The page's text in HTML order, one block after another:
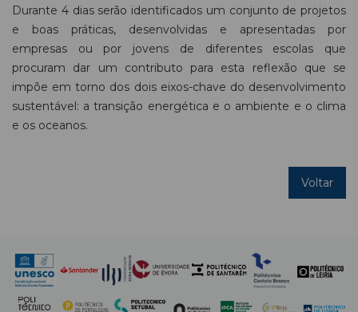
Durante 4 dias serão identificados um conjunto de projetos
e boas práticas, desenvolvidas e apresentadas por
empresas ou por jovens de diferentes escolas que
procuram dar um contributo para esta reflexão que se
impõe em torno dos dois eixos-chave do desenvolvimento
sustentável: a transição energética e o ambiente e o clima
e os oceanos.
Voltar